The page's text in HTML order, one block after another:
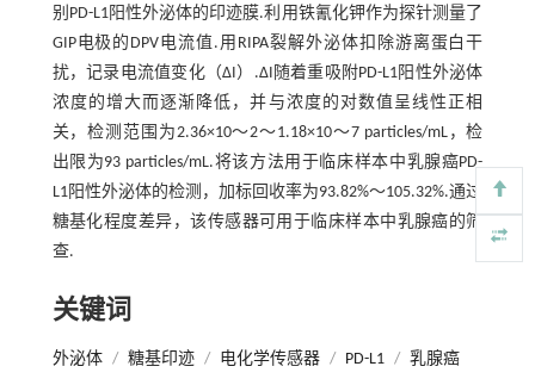
别PD-L1阳性外泌体的印迹膜.利用铁氰化钾作为探针测量了
GIP电极的DPV电流值.用RIPA裂解外泌体扣除游离蛋白干
扰，记录电流值变化（ΔI）.ΔI随着重吸附PD-L1阳性外泌体
浓度的增大而逐渐降低，并与浓度的对数值呈线性正相
关，检测范围为2.36×10～2～1.18×10～7 particles/mL，检
出限为93 particles/mL.将该方法用于临床样本中乳腺癌PD-
L1阳性外泌体的检测，加标回收率为93.82%～105.32%.通过
糖基化程度差异，该传感器可用于临床样本中乳腺癌的筛
查.
关键词
外泌体 / 糖基印迹 / 电化学传感器 / PD-L1 / 乳腺癌